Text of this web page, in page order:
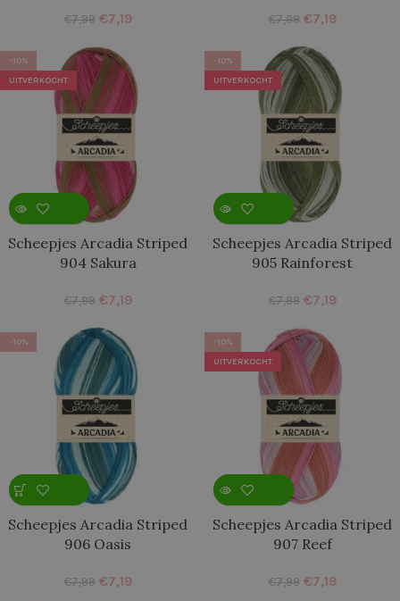
€7,99 €7,19 €7,99 €7,19
-10%
UITVERKOCHT
Scheepjes Arcadia Striped
904 Sakura
€7,99 €7,19
-10%
UITVERKOCHT
Scheepjes Arcadia Striped
905 Rainforest
€7,99 €7,19
-10%
Scheepjes Arcadia Striped
906 Oasis
€7,99 €7,19
-10%
UITVERKOCHT
Scheepjes Arcadia Striped
907 Reef
€7,99 €7,19